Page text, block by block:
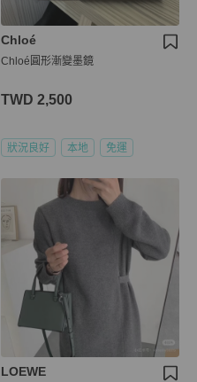
Chloé
Chloé圓形漸變墨鏡
TWD 2,500
狀況良好 本地 免運
LOEWE